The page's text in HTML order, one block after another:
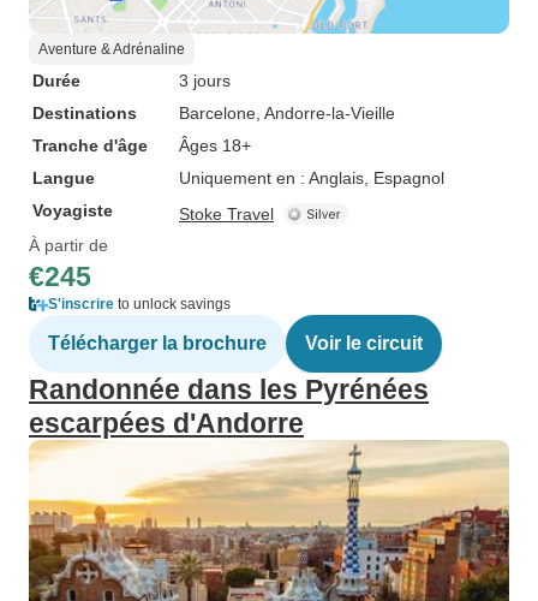
Aventure & Adrénaline
Durée
3 jours
Destinations
Barcelone , Andorre-la-Vieille
Tranche d'âge
Âges 18+
Langue
Uniquement en : Anglais, Espagnol
Voyagiste
Stoke Travel
À partir de
€245
S'inscrire to unlock savings
Télécharger la brochure Voir le circuit
Randonnée dans les Pyrénées
escarpées d'Andorre